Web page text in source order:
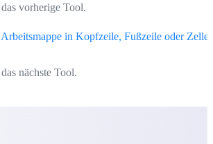
vorherige Tool.
in Kopfzeile, Fußzeile oder Zelle
nächste Tool.